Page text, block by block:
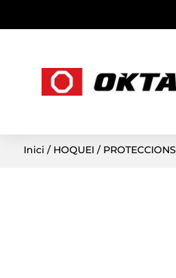
Inici / HOQUEI / PROTECCIONS